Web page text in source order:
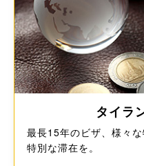
タイラ
最長15年のビザ、様々な
特別な滞在を。